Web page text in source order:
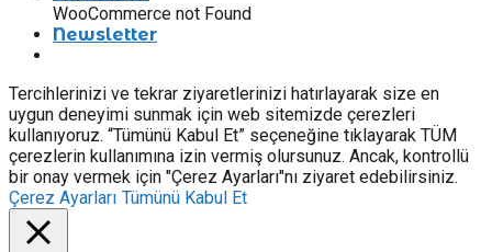
WooCommerce not Found
Newsletter
Tercihlerinizi ve tekrar ziyaretlerinizi hatırlayarak size en
uygun deneyimi sunmak için web sitemizde çerezleri
kullanıyoruz. “Tümünü Kabul Et” seçeneğine tıklayarak TÜM
çerezlerin kullanımına izin vermiş olursunuz. Ancak, kontrollü
bir onay vermek için "Çerez Ayarları"nı ziyaret edebilirsiniz.
Çerez Ayarları Tümünü Kabul Et